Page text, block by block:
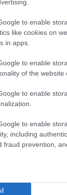
to enable
like cookies on
in apps.
to enable
of the website
to enable
to enable
including
fraud prevention,
Taranto
stanno